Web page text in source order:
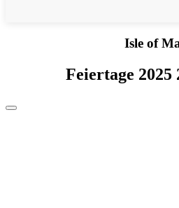
Isle of
Feiertage 2025